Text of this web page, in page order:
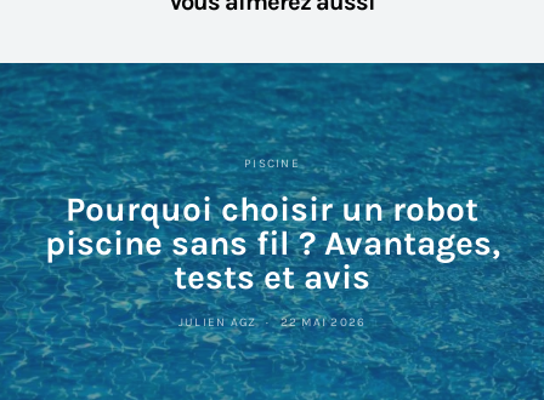
PISCINE
Pourquoi choisir un robot
piscine sans fil ? Avantages,
tests et avis
JULIEN AGZ 22 MAI 2026